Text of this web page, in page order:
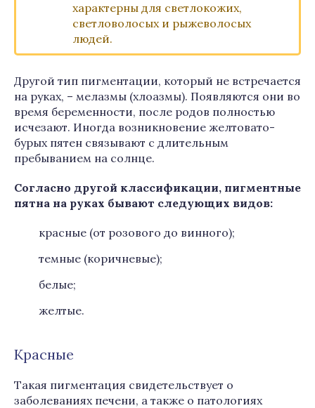
характерны для светлокожих,
светловолосых и рыжеволосых
людей.
Другой тип пигментации, который не встречается
на руках, – мелазмы (хлоазмы). Появляются они во
время беременности, после родов полностью
исчезают. Иногда возникновение желтовато-
бурых пятен связывают с длительным
пребыванием на солнце.
Согласно другой классификации, пигментные
пятна на руках бывают следующих видов:
красные (от розового до винного);
темные (коричневые);
белые;
желтые.
Красные
Такая пигментация свидетельствует о
заболеваниях печени, а также о патологиях